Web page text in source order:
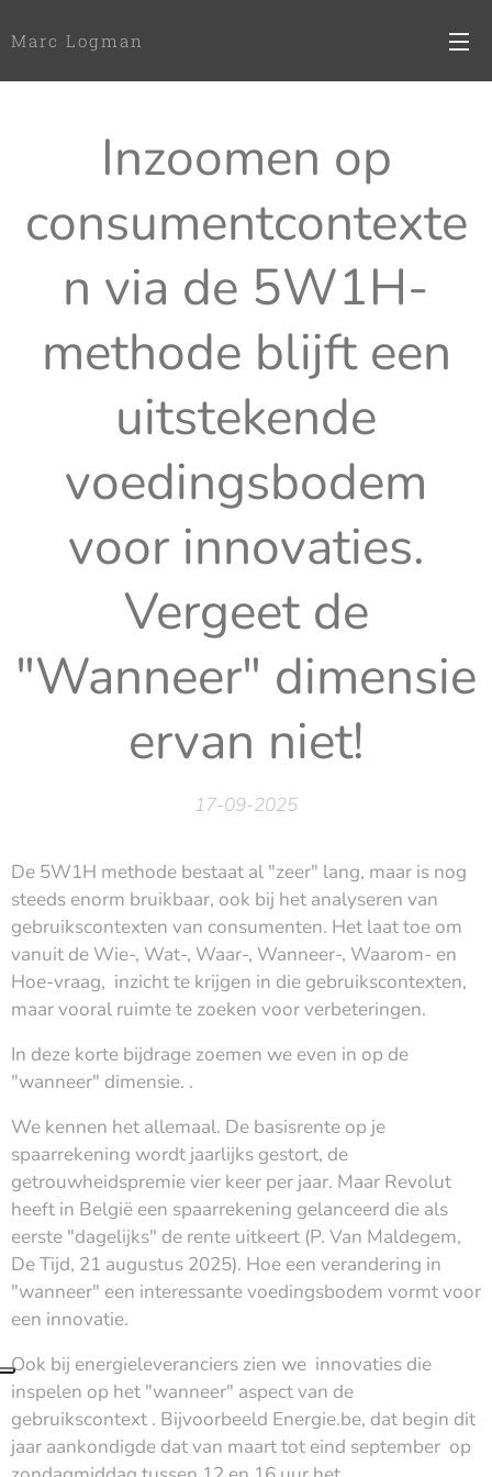
Marc Logman
Inzoomen op
consumentcontexte
n via de 5W1H-
methode blijft een
uitstekende
voedingsbodem
voor innovaties.
Vergeet de
"Wanneer" dimensie
ervan niet!
17-09-2025
De 5W1H methode bestaat al "zeer" lang, maar is nog
steeds enorm bruikbaar, ook bij het analyseren van
gebruikscontexten van consumenten. Het laat toe om
vanuit de Wie-, Wat-, Waar-, Wanneer-, Waarom- en
Hoe-vraag, inzicht te krijgen in die gebruikscontexten,
maar vooral ruimte te zoeken voor verbeteringen.
In deze korte bijdrage zoemen we even in op de
"wanneer" dimensie. .
We kennen het allemaal. De basisrente op je
spaarrekening wordt jaarlijks gestort, de
getrouwheidspremie vier keer per jaar. Maar Revolut
heeft in België een spaarrekening gelanceerd die als
eerste "dagelijks" de rente uitkeert (P. Van Maldegem,
De Tijd, 21 augustus 2025). Hoe een verandering in
"wanneer" een interessante voedingsbodem vormt voor
een innovatie.
Ook bij energieleveranciers zien we innovaties die
inspelen op het "wanneer" aspect van de
gebruikscontext . Bijvoorbeeld Energie.be, dat begin dit
jaar aankondigde dat van maart tot eind september op